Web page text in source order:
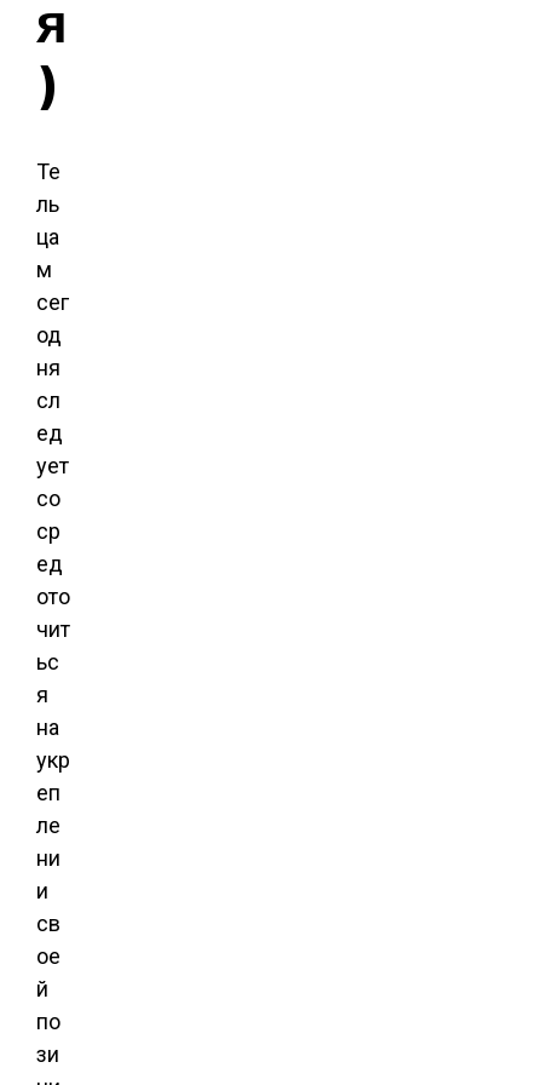
я
)
Те
ль
ца
м
сег
од
ня
сл
ед
ует
со
ср
ед
ото
чит
ьс
я
на
укр
еп
ле
ни
и
св
ое
й
по
зи